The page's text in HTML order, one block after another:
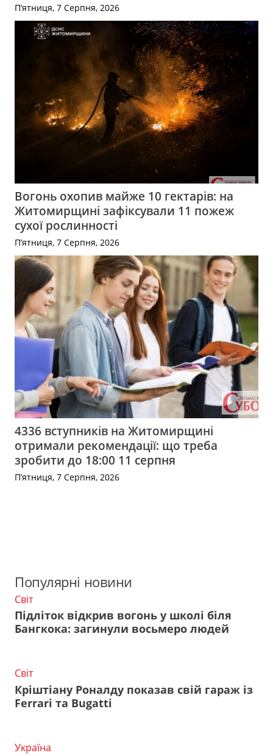
П’ятниця, 7 Серпня, 2026
Вогонь охопив майже 10 гектарів: на
Житомирщині зафіксували 11 пожеж
сухої рослинності
П’ятниця, 7 Серпня, 2026
4336 вступників на Житомирщині
отримали рекомендації: що треба
зробити до 18:00 11 серпня
П’ятниця, 7 Серпня, 2026
Популярні новини
Світ
Підліток відкрив вогонь у школі біля
Бангкока: загинули восьмеро людей
Світ
Кріштіану Роналду показав свій гараж із
Ferrari та Bugatti
Україна